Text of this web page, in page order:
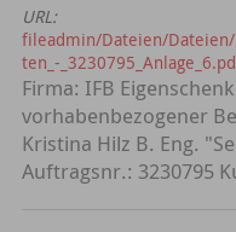
URL:
fileadmin/Dateien/Dateien/
ten_-
Firma: IFB
vorhabenbezogener
Kristina Hilz B. Eng.
Auftragsnr.: 3230795